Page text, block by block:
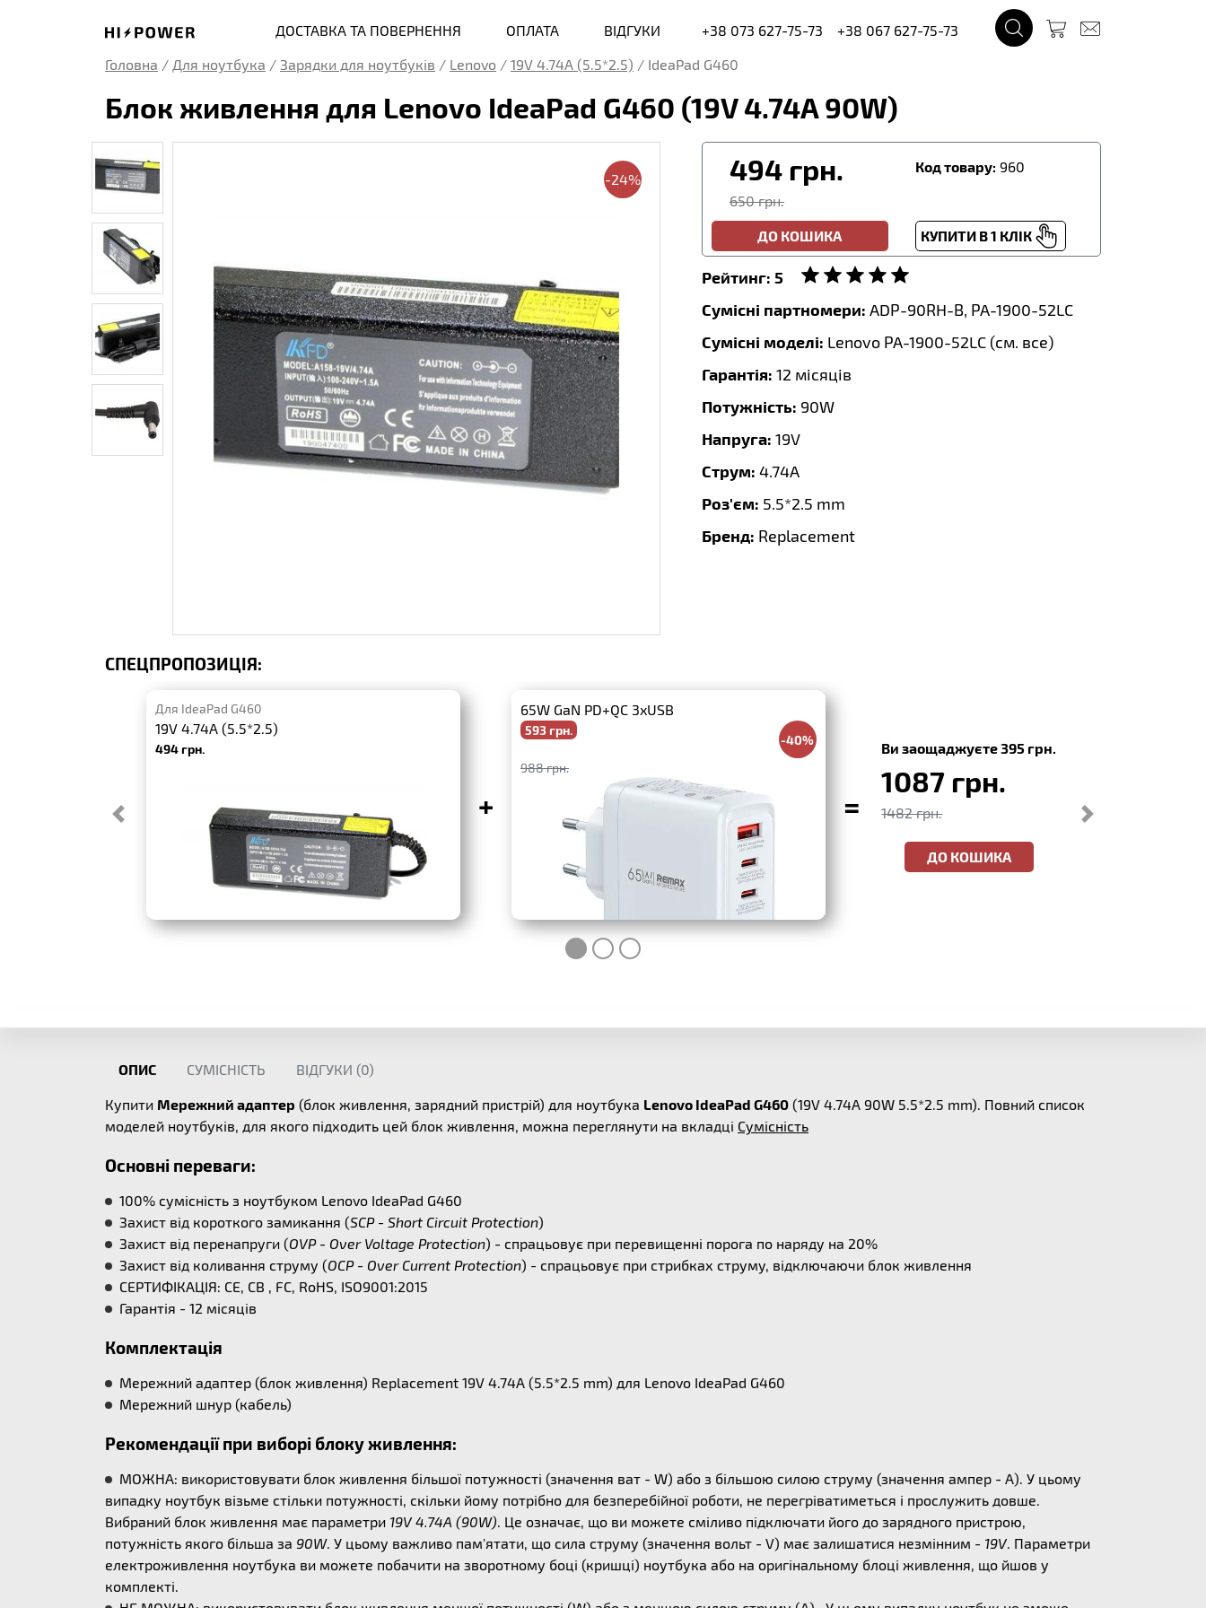
ДОСТАВКА ТА ПОВЕРНЕННЯ ОПЛАТА ВІДГУКИ +38 073 627-75-73
+38 067 627-75-73
Головна / Для ноутбука / Зарядки для ноутбуків / Lenovo / 19V 4.74A (5.5*2.5) / IdeaPad G460
Блок живлення для Lenovo IdeaPad G460 (19V 4.74A 90W)
-24% 494 грн.
650 грн.
Код товару: 960
ДО КОШИКА КУПИТИ В 1 КЛІК
Рейтинг: 5
Сумісні партномери: ADP-90RH-B, PA-1900-52LC
Сумісні моделі: Lenovo PA-1900-52LC (см. все)
Гарантія: 12 місяців
Потужність: 90W
Напруга: 19V
Струм: 4.74A
Роз'єм: 5.5*2.5 mm
Бренд: Replacement
СПЕЦПРОПОЗИЦІЯ:
Для IdeaPad G460
19V 4.74A (5.5*2.5)
494 грн.
+
65W GaN PD+QC 3xUSB
593 грн.
-40%
988 грн.
=
Ви заощаджуєте 395 грн.
1087 грн.
1482 грн.
ДО КОШИКА
ОПИС СУМІСНІСТЬ ВІДГУКИ (0)
Купити Мережний адаптер (блок живлення, зарядний пристрій) для ноутбука Lenovo IdeaPad G460 (19V 4.74A 90W 5.5*2.5 mm). Повний список
моделей ноутбуків, для якого підходить цей блок живлення, можна переглянути на вкладці Сумісність
Основні переваги:
100% сумісність з ноутбуком Lenovo IdeaPad G460
Захист від короткого замикання (SCP - Short Circuit Protection)
Захист від перенапруги (OVP - Over Voltage Protection) - спрацьовує при перевищенні порога по наряду на 20%
Захист від коливання струму (OCP - Over Current Protection) - спрацьовує при стрибках струму, відключаючи блок живлення
СЕРТИФІКАЦІЯ: CE, CB , FC, RoHS, ISO9001:2015
Гарантія - 12 місяців
Комплектація
Мережний адаптер (блок живлення) Replacement 19V 4.74A (5.5*2.5 mm) для Lenovo IdeaPad G460
Мережний шнур (кабель)
Рекомендації при виборі блоку живлення:
МОЖНА: використовувати блок живлення більшої потужності (значення ват - W) або з більшою силою струму (значення ампер - А). У цьому
випадку ноутбук візьме стільки потужності, скільки йому потрібно для безперебійної роботи, не перегріватиметься і прослужить довше.
Вибраний блок живлення має параметри 19V 4.74A (90W). Це означає, що ви можете сміливо підключати його до зарядного пристрою,
потужність якого більша за 90W. У цьому важливо пам'ятати, що сила струму (значення вольт - V) має залишатися незмінним - 19V. Параметри
електроживлення ноутбука ви можете побачити на зворотному боці (кришці) ноутбука або на оригінальному блоці живлення, що йшов у
комплекті.